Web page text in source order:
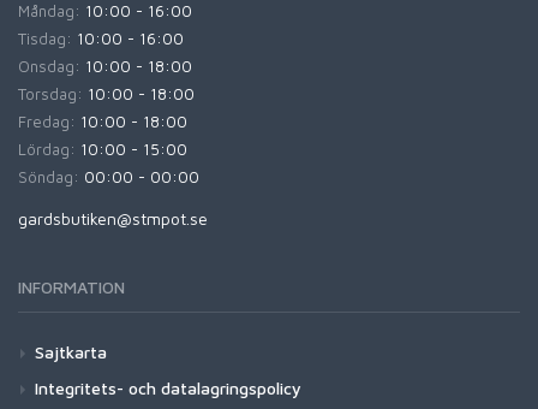
Måndag: 10:00 - 16:00
Tisdag: 10:00 - 16:00
Onsdag: 10:00 - 18:00
Torsdag: 10:00 - 18:00
Fredag: 10:00 - 18:00
Lördag: 10:00 - 15:00
Söndag: 00:00 - 00:00
gardsbutiken@stmpot.se
INFORMATION
Sajtkarta
Integritets- och datalagringspolicy